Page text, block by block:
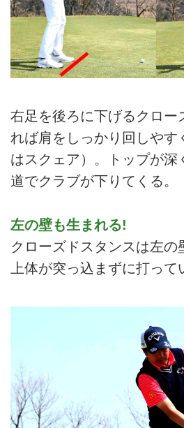
右足を後ろに下げるクロー
れば肩をしっかり回しやす
はスクェア）。トップが深
道でクラブが下りてくる。
左の壁も生まれる!
クローズドスタンスは左の
上体が突っ込まずに打っ